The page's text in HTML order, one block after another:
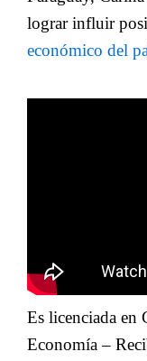
lograr influir
económico del
Es licenciada en
Economía –